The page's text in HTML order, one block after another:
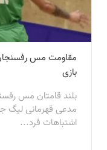
مقاومت مس رفسنجان
بازی
بلند قامتان مس
مدعی قهرمانی لیگ
اشتباهات فرد...